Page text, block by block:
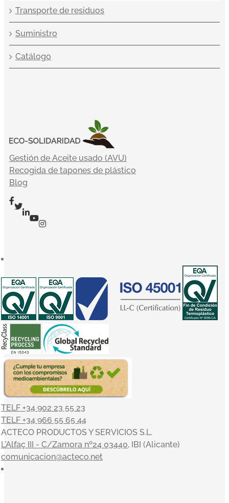
Transporte de residuos
Suministro
Catálogo
Gestión de Aceite usado (AVU)
Recogida de tapones de plástico
Blog
TELF +34 902 23 55 23
TELF +34 966 55 65 44
ACTECO PRODUCTOS Y SERVICIOS S.L.
L'Alfaç III - C/Zamora nº24 03440, IBI (Alicante)
comunicacion@acteco.net